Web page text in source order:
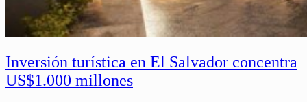
Inversión turística en El Salvador concentra
US$1.000 millones